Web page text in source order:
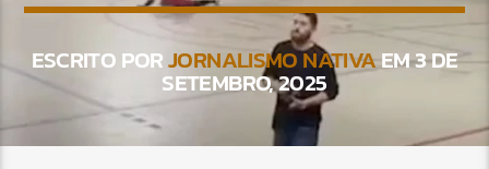
ESCRITO PORJORNALISMO NATIVAEM 3 DE
SETEMBRO, 2025